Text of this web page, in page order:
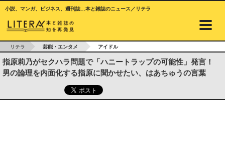
小説、マンガ、ビジネス、週刊誌…本と雑誌のニュース／リテラ
リテラ 芸能・エンタメ アイドル
指原莉乃がセクハラ問題で「ハニートラップの可能性」発言！
男の論理を内面化する指原に聞かせたい、はあちゅうの言葉